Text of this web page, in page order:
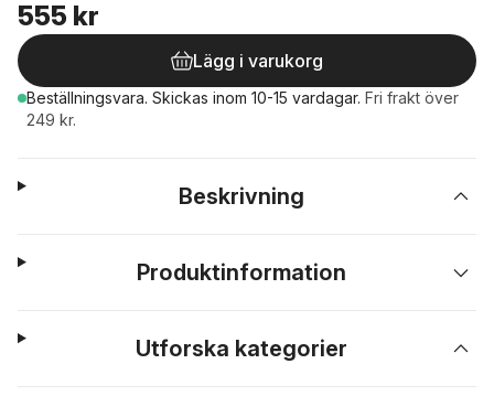
555 kr
Lägg i varukorg
Beställningsvara. Skickas inom 10-15 vardagar. Fri frakt över
249 kr.
Beskrivning
Produktinformation
Utforska kategorier